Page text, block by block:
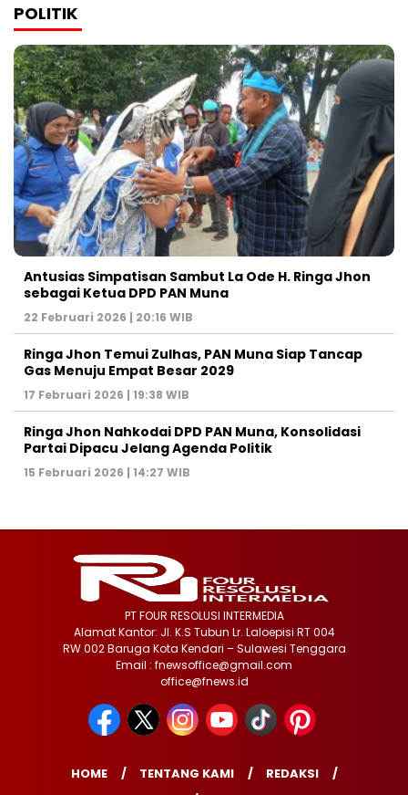
POLITIK
Antusias Simpatisan Sambut La Ode H. Ringa Jhon
sebagai Ketua DPD PAN Muna
22 Februari 2026 | 20:16 WIB
Ringa Jhon Temui Zulhas, PAN Muna Siap Tancap
Gas Menuju Empat Besar 2029
17 Februari 2026 | 19:38 WIB
Ringa Jhon Nahkodai DPD PAN Muna, Konsolidasi
Partai Dipacu Jelang Agenda Politik
15 Februari 2026 | 14:27 WIB
PT FOUR RESOLUSI INTERMEDIA
Alamat Kantor: Jl. K.S Tubun Lr. Laloepisi RT 004
RW 002 Baruga Kota Kendari – Sulawesi Tenggara
Email : fnewsoffice@gmail.com
office@fnews.id
HOME TENTANG KAMI
REDAKSI